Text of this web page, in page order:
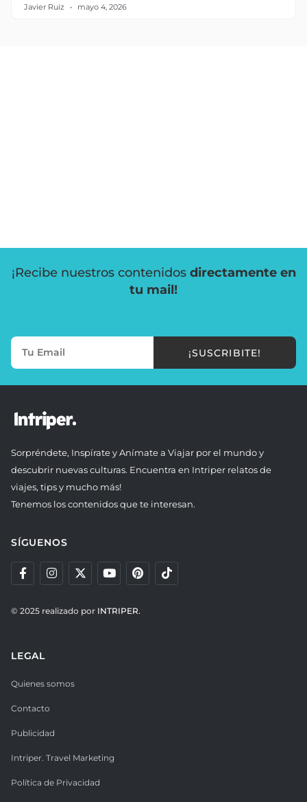
Javier Ruiz mayo 4, 2026
¡Recibe nuestros contenidos directamente en
tu mail!
¡SUSCRIBITE!
Sorpréndete, Inspírate y Anímate a Viajar por el mundo y
descubrir nuevas culturas. Encuentra en Intriper relatos de
viajes, tips y mucho más!
Tenemos los contenidos que te interesan.
SÍGUENOS
© 2025 realizado por INTRIPER.
LEGAL
Quienes somos
Contacto
Publicidad
Intriper. Travel Marketing
Política de Privacidad